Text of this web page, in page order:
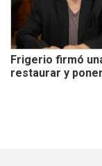
Frigerio firmó
restaurar y